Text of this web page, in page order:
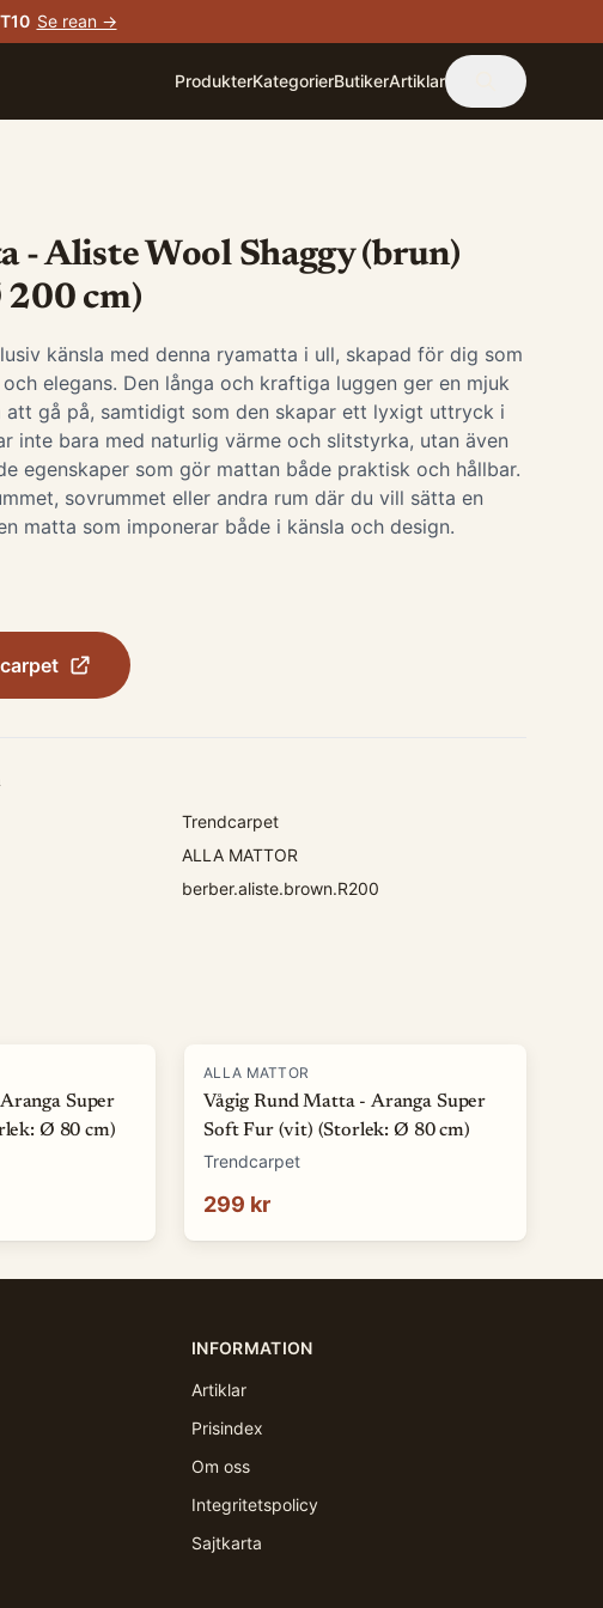
Se rean →
ProdukterKategorierButikerArtiklar
- Aliste Wool Shaggy (brun)
cm)
känsla med denna ryamatta i ull, skapad för dig som
elegans. Den långa och kraftiga luggen ger en mjuk
att gå på, samtidigt som den skapar ett lyxigt uttryck i
inte bara med naturlig värme och slitstyrka, utan även
egenskaper som gör mattan både praktisk och hållbar.
sovrummet eller andra rum där du vill sätta en
matta som imponerar både i känsla och design.
Trendcarpet
ALLA MATTOR
berber.aliste.brown.R200
Super
Ø 80 cm)
ALLA MATTOR
Vågig Rund Matta - Aranga Super
Soft Fur (vit) (Storlek: Ø 80 cm)
Trendcarpet
299 kr
INFORMATION
Artiklar
Prisindex
Om oss
Integritetspolicy
Sajtkarta